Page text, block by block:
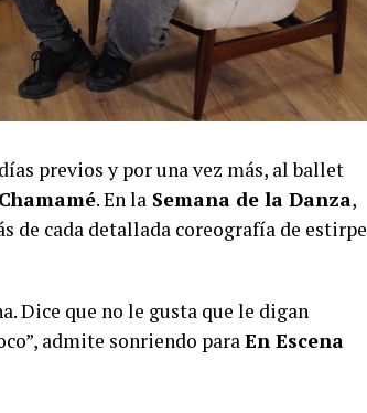
previos y por una vez más, al ballet
. En la Semana de la Danza,
de cada detallada coreografía de estirpe
Dice que no le gusta que le digan
admite sonriendo paraEn Escena